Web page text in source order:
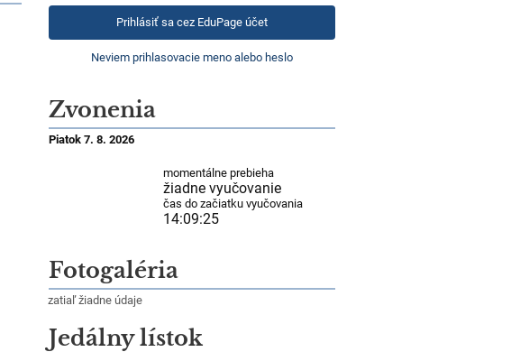
Prihlásiť sa cez EduPage účet
Neviem prihlasovacie meno alebo heslo
Zvonenia
Piatok 7. 8. 2026
momentálne prebieha
žiadne vyučovanie
čas do začiatku vyučovania
14:09:24
Fotogaléria
zatiaľ žiadne údaje
Jedálny lístok